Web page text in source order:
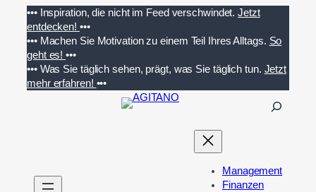
Inhalt
springen
••• Inspiration, die nicht im Feed verschwindet. Jetzt
entdecken! •••
••• Machen Sie Motivation zu einem Teil Ihres Alltags. So
geht es!•••
••• Was Sie täglich sehen, prägt, was Sie täglich tun. Jetzt
mehr erfahren! •••
n
Management
Finanzen